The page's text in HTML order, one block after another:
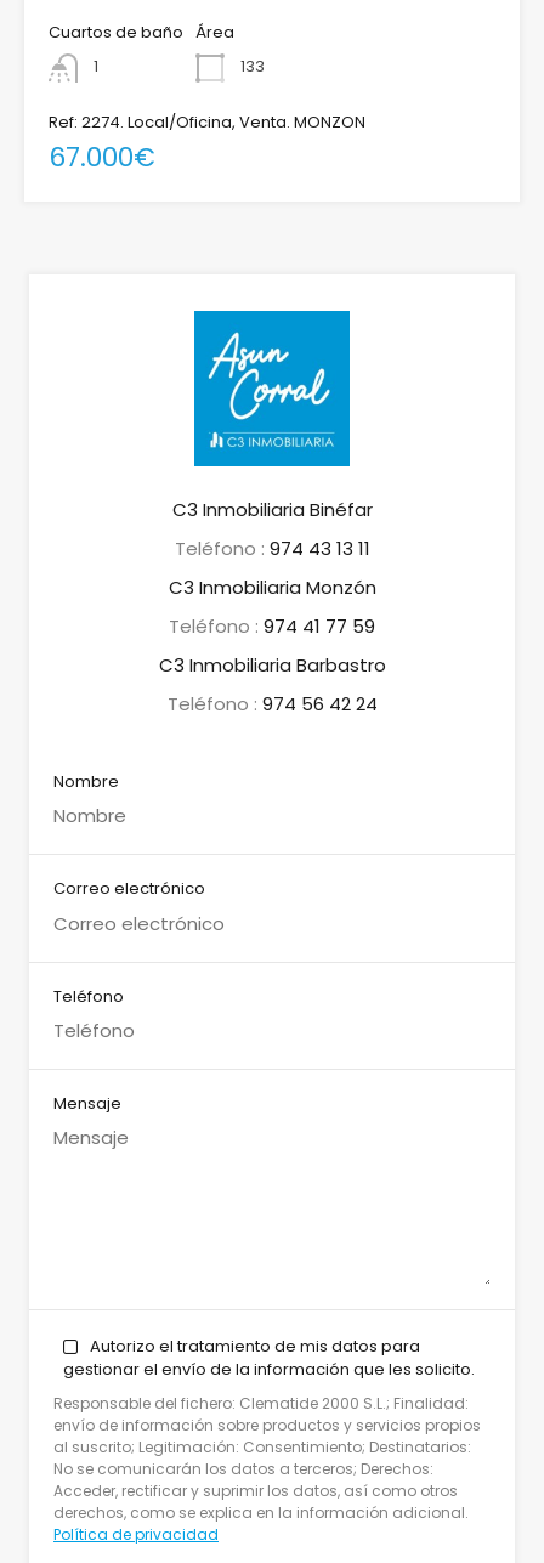
Cuartos de baño
1
Área
133
Ref: 2274. Local/Oficina, Venta. MONZON
67.000€
C3 Inmobiliaria Binéfar
Teléfono : 974 43 13 11
C3 Inmobiliaria Monzón
Teléfono : 974 41 77 59
C3 Inmobiliaria Barbastro
Teléfono : 974 56 42 24
Nombre
Correo electrónico
Teléfono
Mensaje
Autorizo el tratamiento de mis datos para
gestionar el envío de la información que les solicito.
Responsable del fichero: Clematide 2000 S.L.; Finalidad:
envío de información sobre productos y servicios propios
al suscrito; Legitimación: Consentimiento; Destinatarios:
No se comunicarán los datos a terceros; Derechos:
Acceder, rectificar y suprimir los datos, así como otros
derechos, como se explica en la información adicional.
Política de privacidad